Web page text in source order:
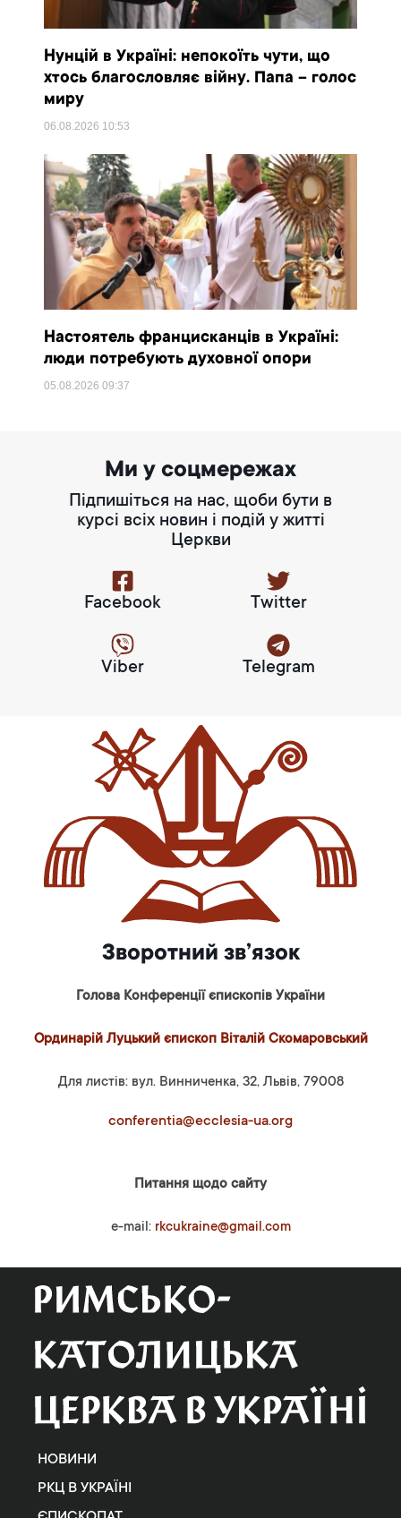
Нунцій в Україні: непокоїть чути, що
хтось благословляє війну. Папа – голос
миру
06.08.2026 10:53
Настоятель францисканців в Україні:
люди потребують духовної опори
05.08.202609:37
Ми у соцмережах
Підпишіться на нас, щоби бути в
курсі всіх новин і подій у житті
Церкви
Facebook Twitter
Viber Telegram
Зворотний зв’язок
Голова Конференції єпископів України
Ординарій Луцький єпископ Віталій Скомаровський
Для листів: вул. Винниченка, 32, Львів, 79008
conferentia@ecclesia-ua.org
Питання щодо сайту
e-mail: rkcukraine@gmail.com
НОВИНИ
РКЦ В УКРАЇНІ